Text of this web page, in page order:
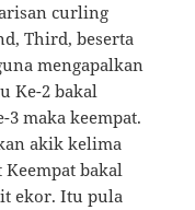
curling
Third, beserta
mengapalkan
Ke-2 bakal
maka keempat.
akik kelima
bakal
ekor. Itu pula